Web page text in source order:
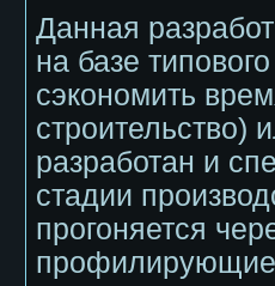
Данная
на базе
сэкономить
строительство)
разработан и
стадии
прогоняется
профилирующие